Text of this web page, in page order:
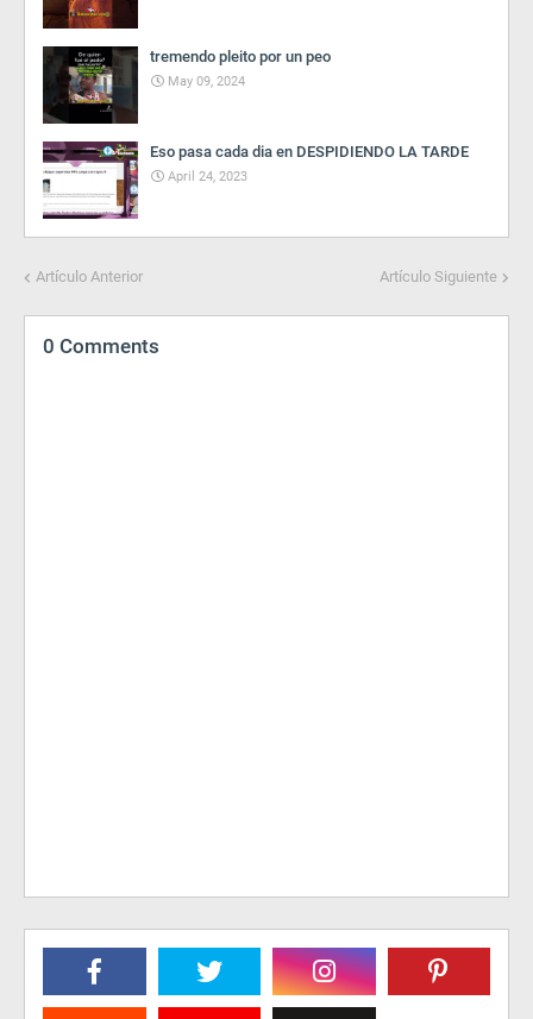
tremendo pleito por un peo
May 09, 2024
Eso pasa cada dia en DESPIDIENDO LA TARDE
April 24, 2023
Artículo Anterior Artículo Siguiente
0 Comments